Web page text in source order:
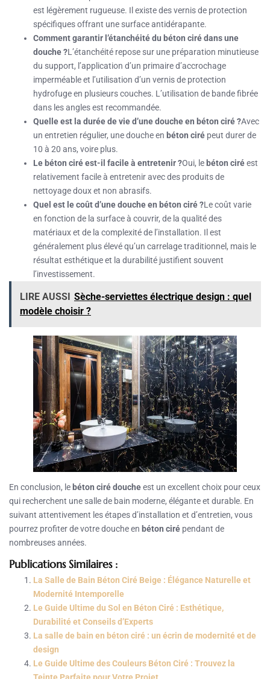
est légèrement rugueuse. Il existe des vernis de protection
spécifiques offrant une surface antidérapante.
Comment garantir l’étanchéité du béton ciré dans une
douche ?L’étanchéité repose sur une préparation minutieuse
du support, l’application d’un primaire d’accrochage
imperméable et l’utilisation d’un vernis de protection
hydrofuge en plusieurs couches. L’utilisation de bande fibrée
dans les angles est recommandée.
Quelle est la durée de vie d’une douche en béton ciré ?Avec
un entretien régulier, une douche en béton ciré peut durer de
10 à 20 ans, voire plus.
Le béton ciré est-il facile à entretenir ?Oui, le béton ciréest
relativement facile à entretenir avec des produits de
nettoyage doux et non abrasifs.
Quel est le coût d’une douche en béton ciré ?Le coût varie
en fonction de la surface à couvrir, de la qualité des
matériaux et de la complexité de l’installation. Il est
généralement plus élevé qu’un carrelage traditionnel, mais le
résultat esthétique et la durabilité justifient souvent
l’investissement.
LIRE AUSSI Sèche-serviettes électrique design : quel
modèle choisir ?
En conclusion, le béton ciré doucheest un excellent choix pour ceux
qui recherchent une salle de bain moderne, élégante et durable. En
suivant attentivement les étapes d’installation et d’entretien, vous
pourrez profiter de votre douche en béton ciré pendant de
nombreuses années.
Publications Similaires :
La Salle de Bain Béton Ciré Beige : Élégance Naturelle et
Modernité Intemporelle
Le Guide Ultime du Sol en Béton Ciré : Esthétique,
Durabilité et Conseils d’Experts
La salle de bain en béton ciré : un écrin de modernité et de
design
Le Guide Ultime des Couleurs Béton Ciré : Trouvez la